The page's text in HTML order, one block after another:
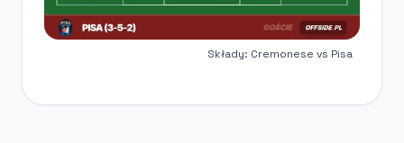
Składy: Cremonese vs Pisa